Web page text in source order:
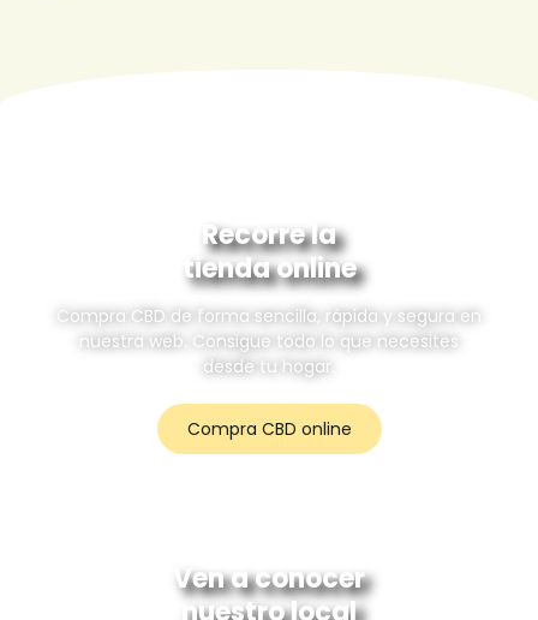
Recorre la
tienda online
Compra CBD de forma sencilla, rápida y segura en
nuestra web. Consigue todo lo que necesites
desde tu hogar.
Compra CBD online
Ven a conocer
nuestro local